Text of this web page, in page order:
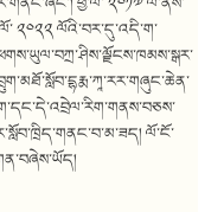
༢༠༢༢ ལོའི་བར་དུ་འདི་ག་
ལོ་ངོ་